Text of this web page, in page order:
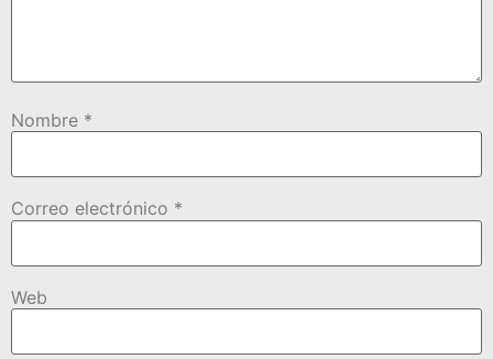
Nombre *
Correo electrónico *
Web